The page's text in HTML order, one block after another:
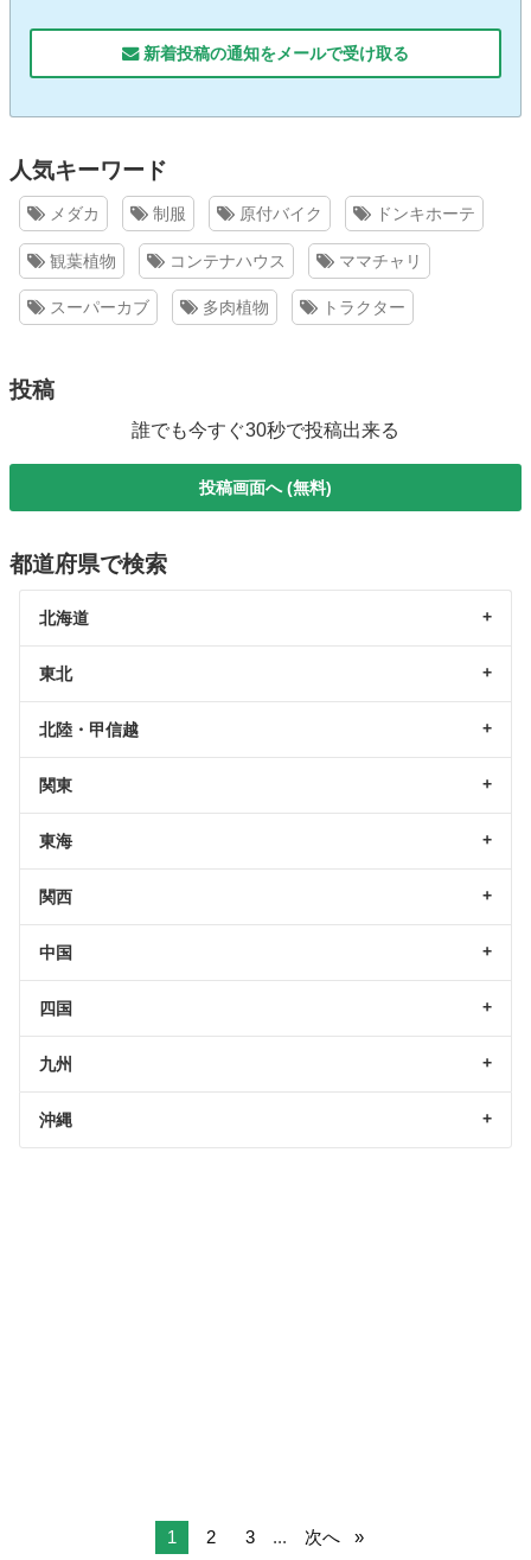
新着投稿の通知をメールで受け取る
人気キーワード
メダカ 制服 原付バイク ドンキホーテ
観葉植物 コンテナハウス ママチャリ
スーパーカブ 多肉植物 トラクター
投稿
誰でも今すぐ30秒で投稿出来る
投稿画面へ (無料)
都道府県で検索
北海道
東北
北陸・甲信越
関東
東海
関西
中国
四国
九州
沖縄
1 2 3 ... 次へ